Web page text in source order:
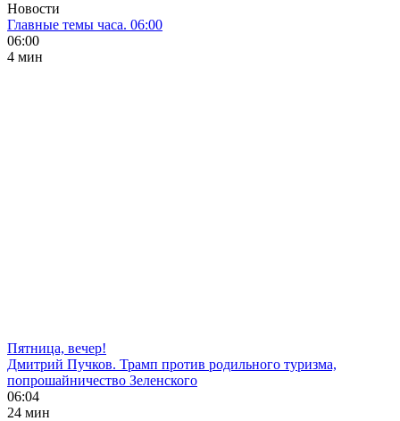
Новости
Главные темы часа. 06:00
06:00
4 мин
Пятница, вечер!
Дмитрий Пучков. Трамп против родильного туризма,
попрошайничество Зеленского
06:04
24 мин